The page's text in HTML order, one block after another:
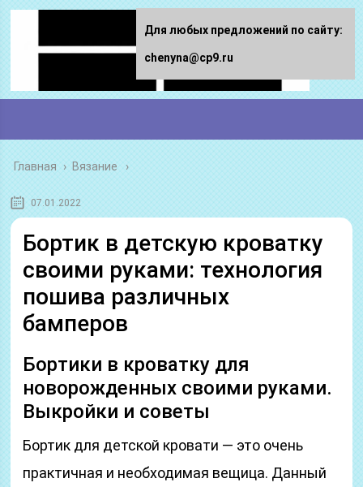
Главная › Вязание
07.01.2022
Бортик в детскую кроватку
своими руками: технология
пошива различных
бамперов
Бортики в кроватку для
новорожденных своими руками.
Выкройки и советы
Бортик для детской кровати — это очень
практичная и необходимая вещица. Данный
Для любых предложений по сайту:
chenyna@cp9.ru